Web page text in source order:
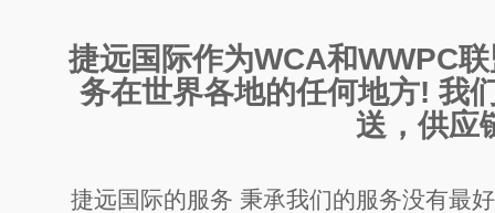
捷远国际作为WCA和WWPC
务在世界各地的任何地方! 我
送，供应
捷远国际的服务 秉承我们的服务没有最